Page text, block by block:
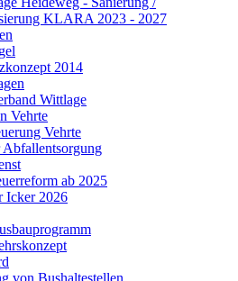
KLARA 2023 - 2027
2014
Wittlage
Vehrte
Vehrte
ab 2025
Icker 2026
von Bushaltestellen